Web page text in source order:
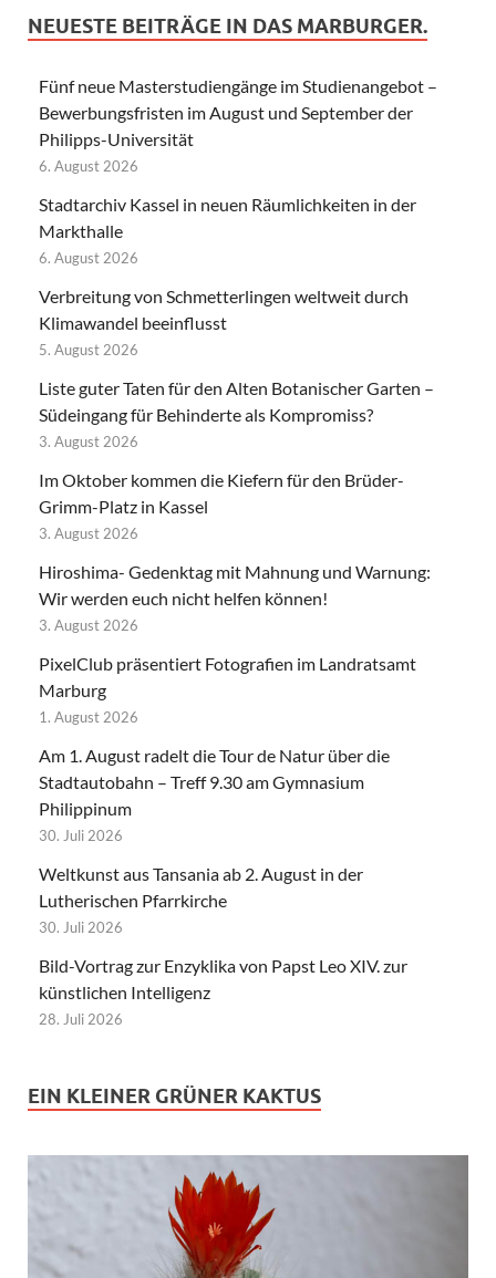
NEUESTE BEITRÄGE IN DAS MARBURGER.
Fünf neue Masterstudiengänge im Studienangebot –
Bewerbungsfristen im August und September der
Philipps-Universität
6. August 2026
Stadtarchiv Kassel in neuen Räumlichkeiten in der
Markthalle
6. August 2026
Verbreitung von Schmetterlingen weltweit durch
Klimawandel beeinflusst
5. August 2026
Liste guter Taten für den Alten Botanischer Garten –
Südeingang für Behinderte als Kompromiss?
3. August 2026
Im Oktober kommen die Kiefern für den Brüder-
Grimm-Platz in Kassel
3. August 2026
Hiroshima- Gedenktag mit Mahnung und Warnung:
Wir werden euch nicht helfen können!
3. August 2026
PixelClub präsentiert Fotografien im Landratsamt
Marburg
1. August 2026
Am 1. August radelt die Tour de Natur über die
Stadtautobahn – Treff 9.30 am Gymnasium
Philippinum
30. Juli 2026
Weltkunst aus Tansania ab 2. August in der
Lutherischen Pfarrkirche
30. Juli 2026
Bild-Vortrag zur Enzyklika von Papst Leo XIV. zur
künstlichen Intelligenz
28. Juli 2026
EIN KLEINER GRÜNER KAKTUS